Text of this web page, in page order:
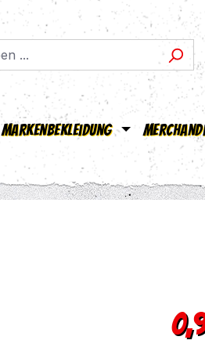
Markenbekleidung